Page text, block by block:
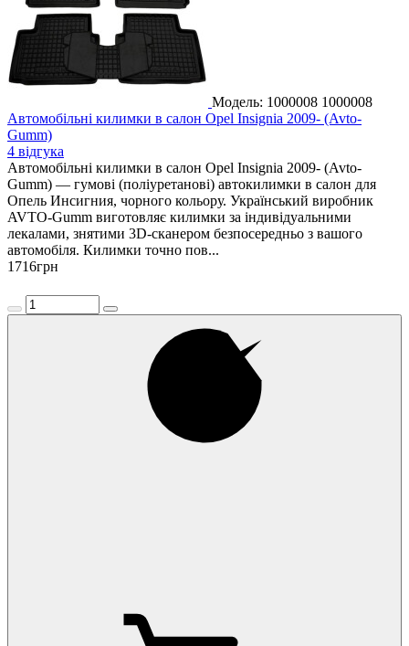
Модель: 1000008 1000008
Автомобільні килимки в салон Opel Insignia 2009- (Avto-
Gumm)
4 відгука
Автомобільні килимки в салон Opel Insignia 2009- (Avto-
Gumm) — гумові (поліуретанові) автокилимки в салон для
Опель Инсигния, чорного кольору. Український виробник
AVTO-Gumm виготовляє килимки за індивідуальними
лекалами, знятими 3D-сканером безпосередньо з вашого
автомобіля. Килимки точно пов...
1716грн